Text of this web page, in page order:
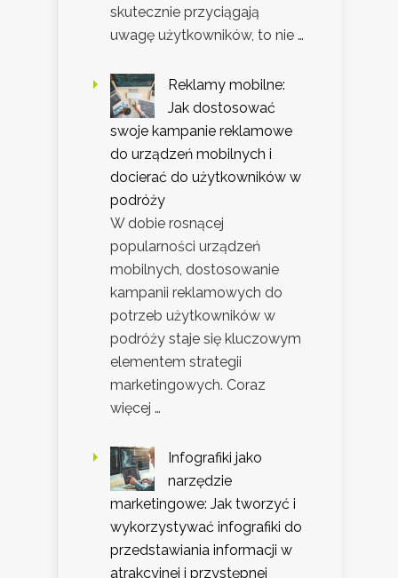
skutecznie przyciągają
uwagę użytkowników, to nie …
Reklamy mobilne:
Jak dostosować
swoje kampanie reklamowe
do urządzeń mobilnych i
docierać do użytkowników w
podróży
W dobie rosnącej
popularności urządzeń
mobilnych, dostosowanie
kampanii reklamowych do
potrzeb użytkowników w
podróży staje się kluczowym
elementem strategii
marketingowych. Coraz
więcej …
Infografiki jako
narzędzie
marketingowe: Jak tworzyć i
wykorzystywać infografiki do
przedstawiania informacji w
atrakcyjnej i przystępnej